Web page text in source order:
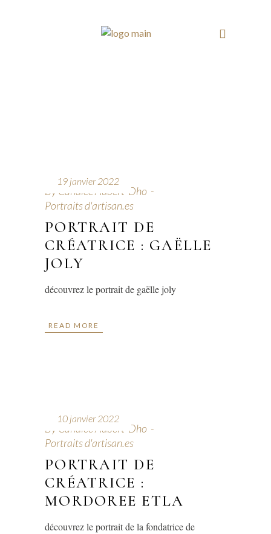
19 janvier 2022
By Candice Aubert-Dho
Portraits d'artisan.es
PORTRAIT DE
CRÉATRICE : GAËLLE
JOLY
découvrez le portrait de gaëlle joly
READ MORE
10 janvier 2022
By Candice Aubert-Dho
Portraits d'artisan.es
PORTRAIT DE
CRÉATRICE :
MORDOREE ETLA
découvrez le portrait de la fondatrice de